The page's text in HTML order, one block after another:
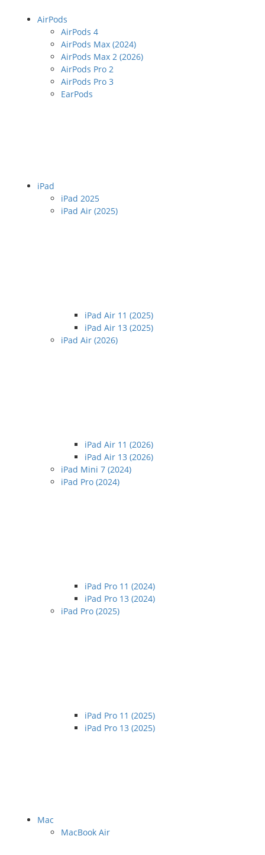
AirPods
AirPods 4
AirPods Max (2024)
AirPods Max 2 (2026)
AirPods Pro 2
AirPods Pro 3
EarPods
iPad
iPad 2025
iPad Air (2025)
iPad Air 11 (2025)
iPad Air 13 (2025)
iPad Air (2026)
iPad Air 11 (2026)
iPad Air 13 (2026)
iPad Mini 7 (2024)
iPad Pro (2024)
iPad Pro 11 (2024)
iPad Pro 13 (2024)
iPad Pro (2025)
iPad Pro 11 (2025)
iPad Pro 13 (2025)
Mac
MacBook Air